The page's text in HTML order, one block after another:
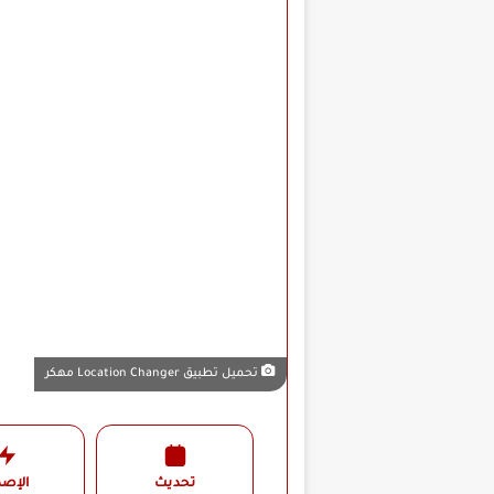
تحميل تطبيق Location Changer مهكر
تحديث